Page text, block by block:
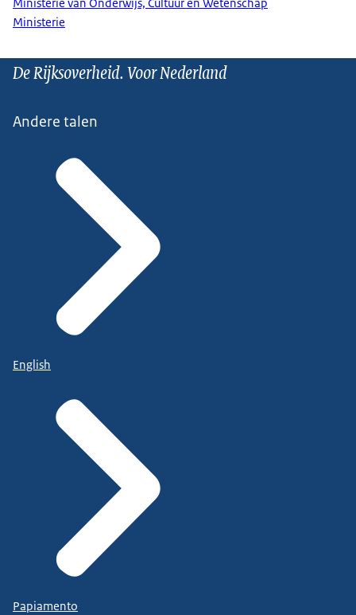
Ministerie
De Rijksoverheid. Voor Nederland
Andere talen
English
Papiamento